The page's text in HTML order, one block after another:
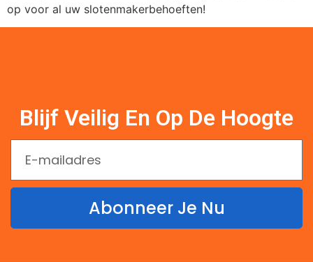
op voor al uw slotenmakerbehoeften!
Blijf Veilig En Op De Hoogte
Abonneer Je Nu